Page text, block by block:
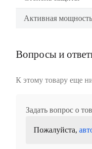
Активная
Вопросы и
К этому товару еще
Задать вопрос о
Пожалуйста,